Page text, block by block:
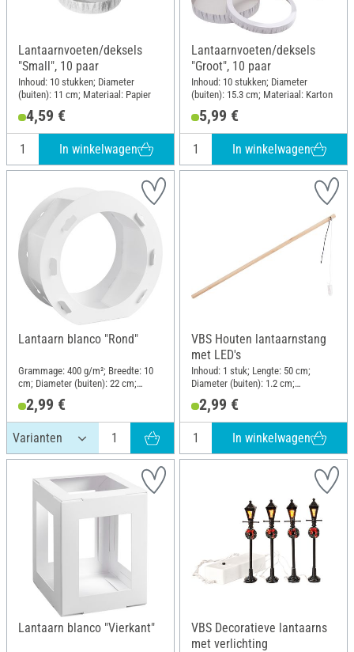
Lantaarnvoeten/deksels
"Small", 10 paar
Inhoud: 10 stukken; Diameter
(buiten): 11 cm; Materiaal: Papier
4,59 €
In winkelwagen
Lantaarnvoeten/deksels
"Groot", 10 paar
Inhoud: 10 stukken; Diameter
(buiten): 15.3 cm; Materiaal: Karton
5,99 €
In winkelwagen
Lantaarn blanco "Rond"
Grammage: 400 g/m²; Breedte: 10
cm; Diameter (buiten): 22 cm;
2,99 €
VBS Houten lantaarnstang
met LED's
Inhoud: 1 stuk; Lengte: 50 cm;
Diameter (buiten): 1.2 cm;
2,99 €
In winkelwagen
Lantaarn blanco "Vierkant"
VBS Decoratieve lantaarns
met verlichting